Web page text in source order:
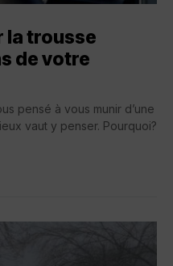
la trousse
de votre
pensé à vous munir d’une
vaut y penser. Pourquoi?